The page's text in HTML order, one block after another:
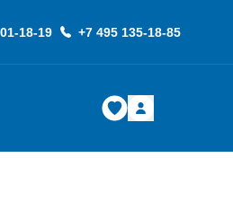
18-19 +7 495 135-18-85